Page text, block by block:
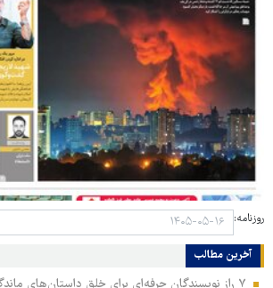
روزنامه:
آخرین مطالب
۷ راز نویسندگان حرفه‌ای برای خلق داستان‌های ماندگار